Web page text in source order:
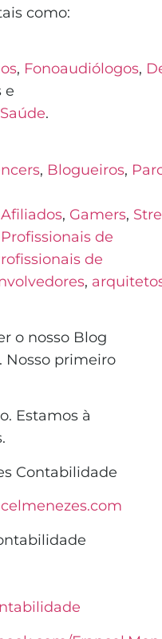
como:
, Fonoaudiólogos,
e
.
, Blogueiros,
Afiliados, Gamers,
Profissionais de
de
,
o nosso Blog
. Nosso primeiro
Estamos à
Contabilidade